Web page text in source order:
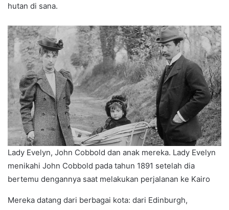
hutan di sana.
Lady Evelyn, John Cobbold dan anak mereka. Lady Evelyn
menikahi John Cobbold pada tahun 1891 setelah dia
bertemu dengannya saat melakukan perjalanan ke Kairo
Mereka datang dari berbagai kota: dari Edinburgh,